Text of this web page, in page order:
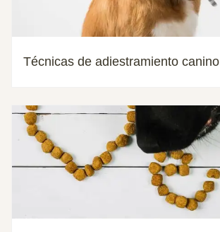
Técnicas de adiestramiento canino